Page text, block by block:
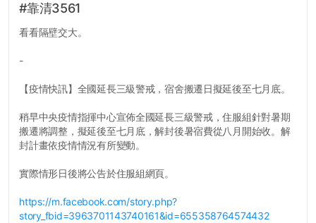
#靠清3561
看看隔壁交大。
-
【疫情快訊】全國延長三級警戒，宿舍搬遷日擬延後至七月底。
稍早中央疫情指揮中心宣佈全國延長三級警戒，住服組針對暑期
搬遷將調整，擬延後至七月底，解封後暑宿費從八月開始收。解
封計畫依疫情情況有所變動。
實際情形日後將公告於住服組網頁。
https://m.facebook.com/story.php?
story_fbid=3963701143740161&id=655358764574432